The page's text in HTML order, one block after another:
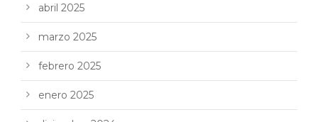
abril 2025
marzo 2025
febrero 2025
enero 2025